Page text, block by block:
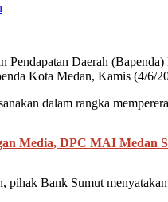
Daerah
Kota Medan, Kamis (4/6/
dalam rangka
Media, DPC MAI Medan
pihak Bank Sumut